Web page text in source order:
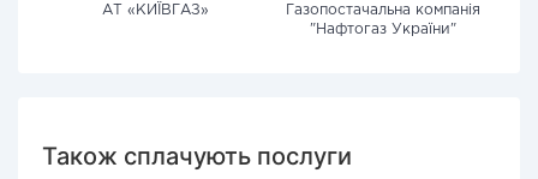
АТ «КИЇВГАЗ»
Газопостачальна компанія
"Нафтогаз України"
Також сплачують послуги